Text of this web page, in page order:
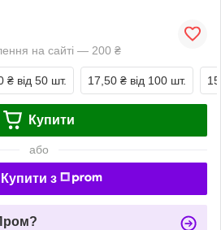
на сайті — 200 ₴
₴ від 50 шт. 17,50 ₴ від 100 шт.
Купити
або
Купити з